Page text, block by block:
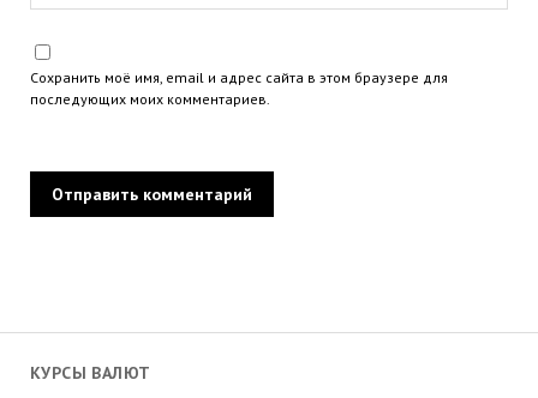
КУРСЫ ВАЛЮТ
Сохранить моё имя, email и адрес сайта в этом браузере для
последующих моих комментариев.